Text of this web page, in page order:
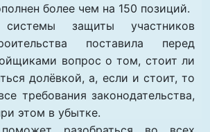
более чем на 150 позиций.
защиты участников
поставила перед
вопрос о том, стоит ли
долёвкой, а, если и стоит, то
требования законодательства,
этом в убытке.